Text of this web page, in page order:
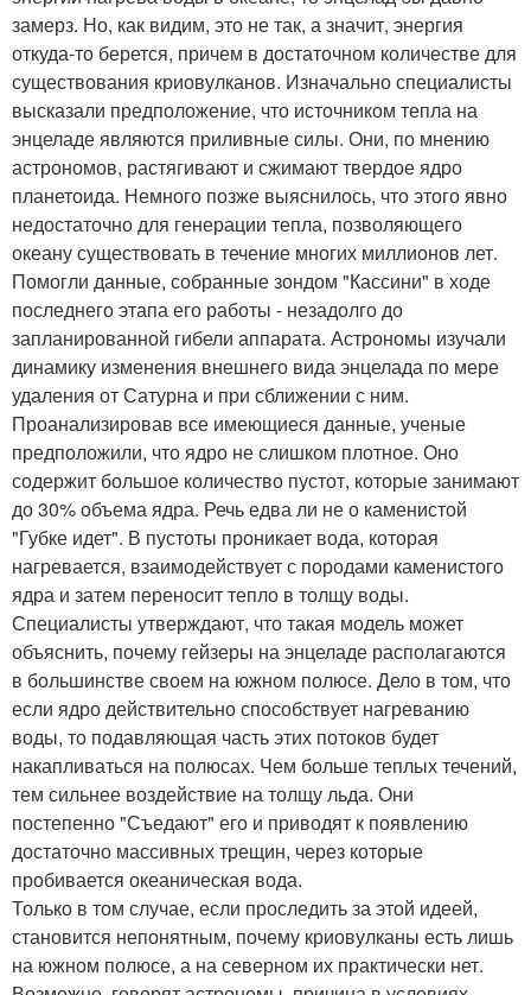
замерз. Но, как видим, это не так, а значит, энергия
откуда-то берется, причем в достаточном количестве для
существования криовулканов. Изначально специалисты
высказали предположение, что источником тепла на
энцеладе являются приливные силы. Они, по мнению
астрономов, растягивают и сжимают твердое ядро
планетоида. Немного позже выяснилось, что этого явно
недостаточно для генерации тепла, позволяющего
океану существовать в течение многих миллионов лет.
Помогли данные, собранные зондом "Кассини" в ходе
последнего этапа его работы - незадолго до
запланированной гибели аппарата. Астрономы изучали
динамику изменения внешнего вида энцелада по мере
удаления от Сатурна и при сближении с ним.
Проанализировав все имеющиеся данные, ученые
предположили, что ядро не слишком плотное. Оно
содержит большое количество пустот, которые занимают
до 30% объема ядра. Речь едва ли не о каменистой
"Губке идет". В пустоты проникает вода, которая
нагревается, взаимодействует с породами каменистого
ядра и затем переносит тепло в толщу воды.
Специалисты утверждают, что такая модель может
объяснить, почему гейзеры на энцеладе располагаются
в большинстве своем на южном полюсе. Дело в том, что
если ядро действительно способствует нагреванию
воды, то подавляющая часть этих потоков будет
накапливаться на полюсах. Чем больше теплых течений,
тем сильнее воздействие на толщу льда. Они
постепенно "Съедают" его и приводят к появлению
достаточно массивных трещин, через которые
пробивается океаническая вода.
Только в том случае, если проследить за этой идеей,
становится непонятным, почему криовулканы есть лишь
на южном полюсе, а на северном их практически нет.